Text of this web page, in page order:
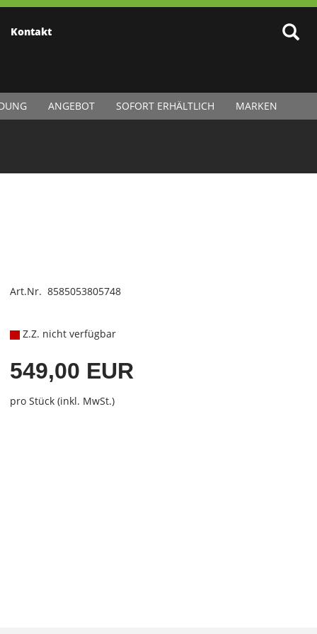
Kontakt
ANGEBOT SOFORT ERHÄLTLICH MARKEN
Art.Nr. 8585053805748
Z.Z. nicht verfügbar
549,00 EUR
pro Stück (inkl. MwSt.)